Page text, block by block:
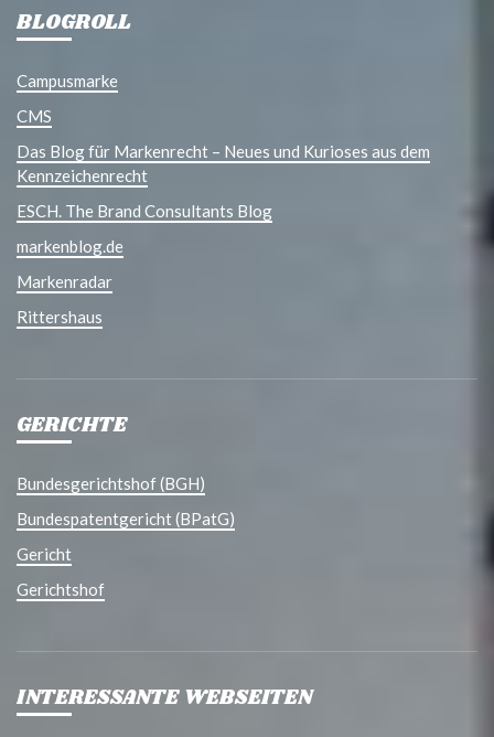
BLOGROLL
Campusmarke
CMS
Das Blog für Markenrecht – Neues und Kurioses aus dem
Kennzeichenrecht
ESCH. The Brand Consultants Blog
markenblog.de
Markenradar
Rittershaus
GERICHTE
Bundesgerichtshof (BGH)
Bundespatentgericht (BPatG)
Gericht
Gerichtshof
INTERESSANTE WEBSEITEN